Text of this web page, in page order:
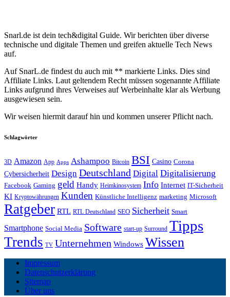
Snarl.de ist dein tech&digital Guide. Wir berichten über diverse
technische und digitale Themen und greifen aktuelle Tech News
auf.
Auf SnarL.de findest du auch mit ** markierte Links. Dies sind
Affiliate Links. Laut geltendem Recht müssen sogenannte Affiliate
Links aufgrund ihres Verweises auf Werbeinhalte klar als Werbung
ausgewiesen sein.
Wir weisen hiermit darauf hin und kommen unserer Pflicht nach.
Schlagwörter
3D Amazon App Apps Ashampoo Bitcoin BSI Casino Corona
Cybersicherheit Design Deutschland Digital Digitalisierung
Facebook Gaming geld Handy Heimkinosystem Info Internet IT-Sicherheit
KI Kryptowährungen Kunden Künstliche Intelligenz marketing Microsoft
Ratgeber RTL RTL Deutschland SEO Sicherheit Smart
Smartphone Social Media Software start-up Surround Tipps
Trends TV Unternehmen Windows Wissen
Impressum
Datenschutzerklärung
Sitemap
Über uns